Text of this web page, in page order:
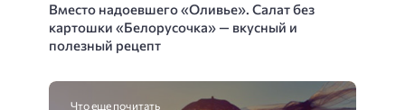
Вместо надоевшего «Оливье». Салат без
картошки «Белорусочка» — вкусный и
полезный рецепт
Что еще почитать